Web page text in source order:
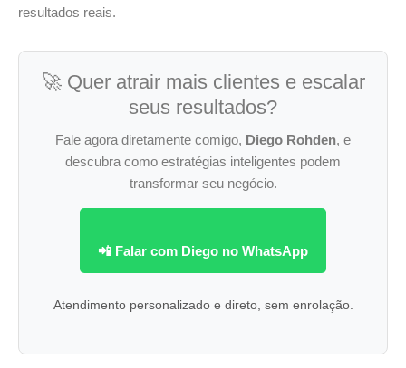
resultados reais.
🚀 Quer atrair mais clientes e escalar
seus resultados?
Fale agora diretamente comigo, Diego Rohden, e
descubra como estratégias inteligentes podem
transformar seu negócio.
📲 Falar com Diego no WhatsApp
Atendimento personalizado e direto, sem enrolação.